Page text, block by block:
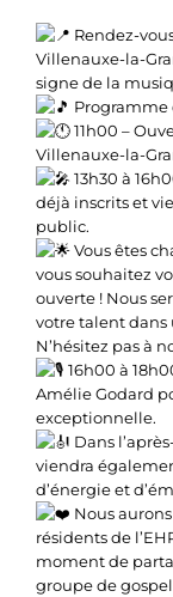
Rendez-
Villenauxe-la-
signe de la
Programme
11h00 –
Villenauxe-la-
13h30 à
déjà inscrits et
public.
Vous êtes
vous souhaitez
ouverte ! Nous
votre talent
N’hésitez pas à
16h00 à
Amélie Godard
exceptionnelle.
Dans
viendra
d’énergie et
Nous
résidents de
moment de
groupe de